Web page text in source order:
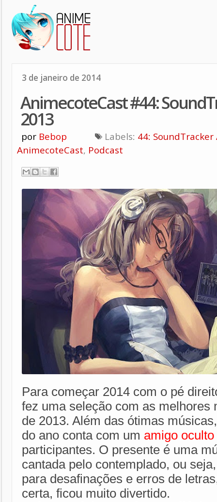
3 de janeiro de 2014
AnimecoteCast #44:
2013
por Bebop Labels: 44:
AnimecoteCast, Podcast
Para começar 2014 com o pé
fez uma seleção com as melhores
de 2013. Além das ótimas
do ano conta com um amigo oculto
participantes. O presente é uma
cantada pelo contemplado, ou
para desafinações e erros de
certa, ficou muito divertido.